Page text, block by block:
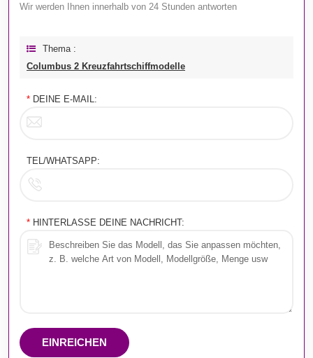
Wir werden Ihnen innerhalb von 24 Stunden antworten
Thema :
Columbus 2 Kreuzfahrtschiffmodelle
* DEINE E-MAIL:
TEL/WHATSAPP:
* HINTERLASSE DEINE NACHRICHT:
EINREICHEN